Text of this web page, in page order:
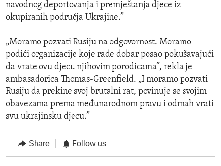
navodnog deportovanja i premještanja djece iz
okupiranih područja Ukrajine.”
„Moramo pozvati Rusiju na odgovornost. Moramo
podići organizacije koje rade dobar posao pokušavajući
da vrate ovu djecu njihovim porodicama”, rekla je
ambasadorica Thomas-Greenfield. „I moramo pozvati
Rusiju da prekine svoj brutalni rat, povinuje se svojim
obavezama prema međunarodnom pravu i odmah vrati
svu ukrajinsku djecu.”
Share Follow us